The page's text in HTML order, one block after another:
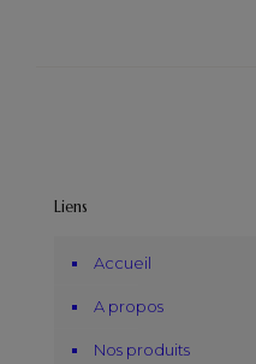
Liens
Accueil
A propos
Nos produits